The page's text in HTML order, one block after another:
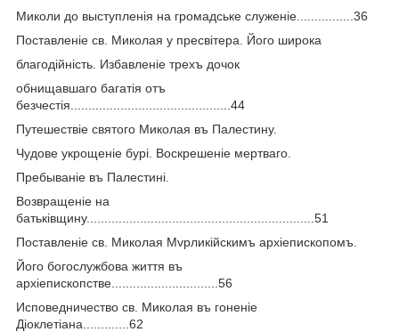
Миколи до выступленія на громадське служеніе................36
Поставленіе св. Миколая у пресвітера. Його широка
благодійність. Избавленіе трехъ дочок
обнищавшаго багатія отъ
безчестія.............................................44
Путешествіе святого Миколая въ Палестину.
Чудове укрощеніе бурі. Воскрешеніе мертваго.
Пребываніе въ Палестині.
Возвращеніе на
батьківщину................................................................51
Поставленіе св. Миколая Мvрликiйскимъ архіепископомъ.
Його богослужбова життя въ
архіепископстве..............................56
Исповедничество св. Миколая въ гоненіе
Діоклетіана.............62